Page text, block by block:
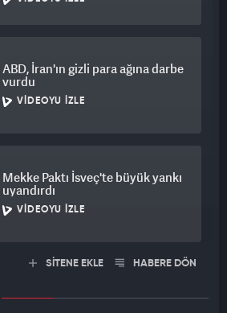
ABD, İran'ın gizli para ağına darbe
vurdu
VIDEOYU İZLE
Mekke Paktı İsveç'te büyük yankı
uyandırdı
VIDEOYU İZLE
SİTENE EKLE HABERE DÖN